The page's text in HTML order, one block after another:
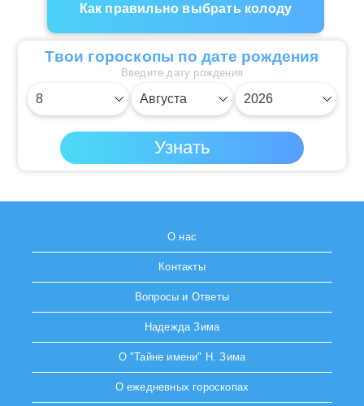
Как правильно выбрать колоду
Твои гороскопы по дате рождения
Введите дату рождения
О нас
Контакты
Вопросы и Ответы
Надежда Зима
О "Тайне имени" Н. Зима
О ежедневных гороскопах